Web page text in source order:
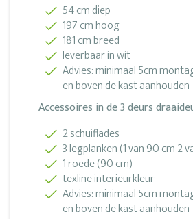
54 cm diep
197 cm hoog
181 cm breed
leverbaar in wit
Advies: minimaal 5cm
en boven de kast aanhouden
Accessoires in de 3 deurs
2 schuiflades
3 legplanken (1 van 90 cm 2
1 roede (90 cm)
texline interieurkleur
Advies: minimaal 5cm
en boven de kast aanhouden